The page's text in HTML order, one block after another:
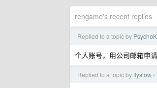
rengame's recent replies
Replied to a topic by
个人账号，用公司邮箱申
Replied to a topic byflyslow ›